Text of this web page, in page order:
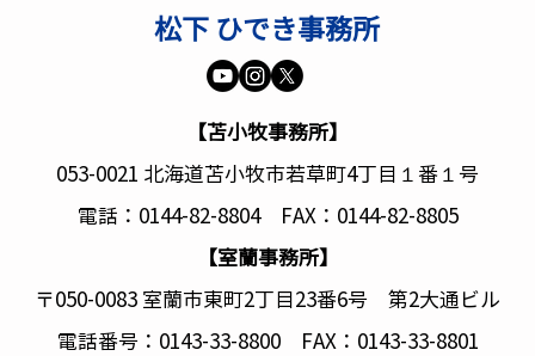
れた方々に深く哀悼の意を表し、
ご遺族と被災された皆様に心より
お見舞い申し上げます。 自由民
の再生なし」との決意のもと、被
災地のなりわいや生活を取り戻す
度からは「第三期復興・創生期
間」が始まります。福島の帰還困
難区域の解除や風評払拭、福島国
など、残さ
松下 ひでき事務所
【苫小牧事務所】
053-0021 北海道苫小牧市若草町4丁目１番１号
電話：0144-82-8804 FAX：0144-82-8805
【室蘭事務所】
〒050-0083 室蘭市東町2丁目23番6号 第2大通ビル
電話番号：0143-33-8800 FAX：0143-33-8801